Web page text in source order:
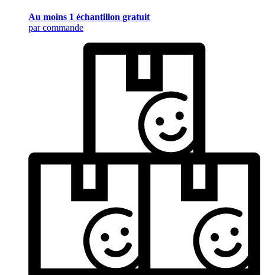
Au moins 1 échantillon gratuit
par commande